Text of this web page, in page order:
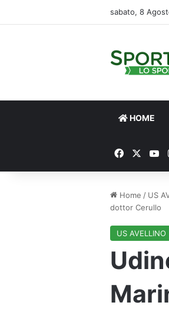
sabato, 8
HOME
Facebook
Home / US
dottor Cerullo
US AVELLINO